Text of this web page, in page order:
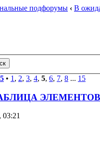
подфорумы ‹ В
• 1 , 2, 3, 4, 5, 6, 7, 8 ... 15
03:21